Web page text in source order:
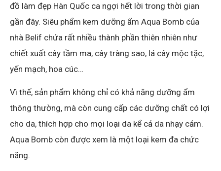
đồ làm đẹp Hàn Quốc ca ngợi hết lời trong thời gian
gần đây. Siêu phẩm kem dưỡng ẩm Aqua Bomb của
nhà Belif chứa rất nhiều thành phần thiên nhiên như
chiết xuất cây tầm ma, cây tràng sao, lá cây mộc tặc,
yến mạch, hoa cúc…
Vì thế, sản phẩm không chỉ có khả năng dưỡng ẩm
thông thường, mà còn cung cấp các dưỡng chất có lợi
cho da, thích hợp cho mọi loại da kể cả da nhạy cảm.
Aqua Bomb còn được xem là một loại kem đa chức
năng.